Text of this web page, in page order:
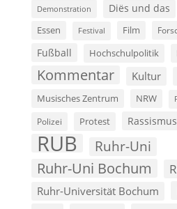
Demonstration Diës und das
Essen Festival Film
Fußball Hochschulpolitik
Kommentar Kultur
Musisches Zentrum NRW
Polizei Protest Rassismus
RUB Ruhr-Uni
Ruhr-Uni Bochum
Ruhr-Universität Bochum